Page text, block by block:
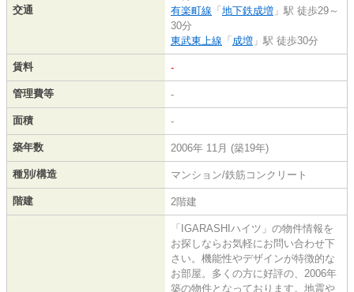
交通
有楽町線 「 地下鉄成増 」駅 徒歩29～
30分
東武東上線 「 成増 」駅 徒歩30分
賃料 -
管理費等 -
面積 -
築年数 2006年 11月 (築19年)
種別/構造 マンション/鉄筋コンクリート
階建 2階建
「IGARASHIハイツ」の物件情報を
お探しならお気軽にお問い合わせ下
さい。機能性やデザインが特徴的な
お部屋。多くの方に好評の、2006年
築の物件となっております。地震や